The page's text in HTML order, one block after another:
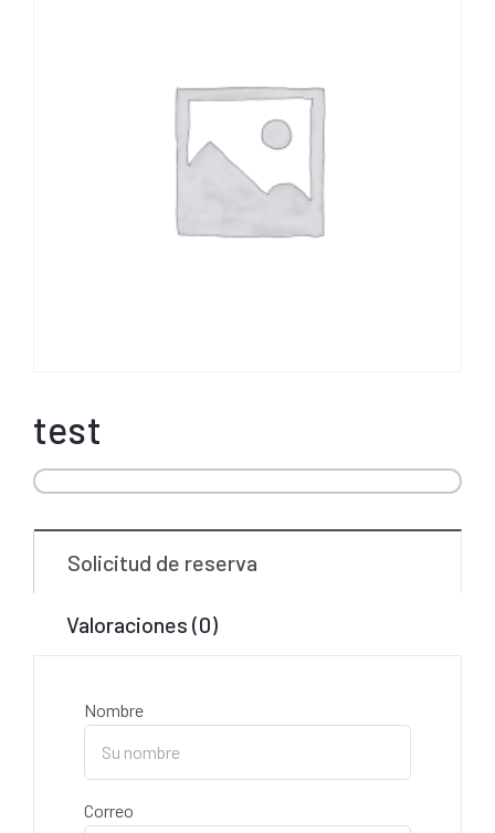
test
Solicitud de reserva
Valoraciones (0)
Nombre
Correo